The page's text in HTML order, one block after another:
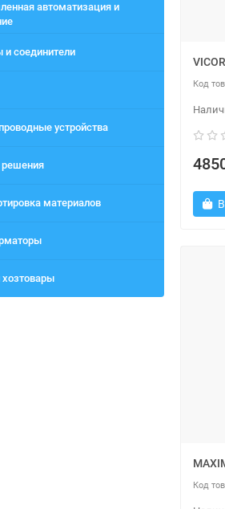
автоматизация и
соединители
устройства
материалов
хозтовары